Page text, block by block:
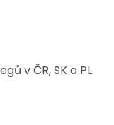
v ČR, SK a PL